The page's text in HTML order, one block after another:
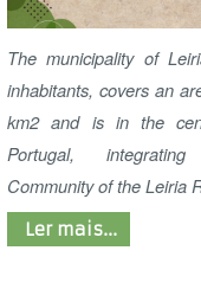
Community of the Leiria
Ler mais...